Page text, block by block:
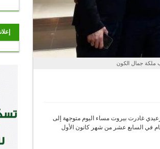
ملكة جمال الكون
رعيدي غادرت بيروت مساء اليوم متوجهة إلى
في السابع عشر من شهر كانون الأول